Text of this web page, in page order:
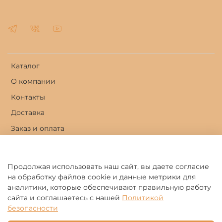
Каталог
О компании
Контакты
Доставка
Заказ и оплата
Оферта и политика конфиденциальности
Пользовательское соглашение
Условия обмена и возврата
Продолжая использовать наш сайт, вы даете согласие
на обработку файлов cookie и данные метрики для
аналитики, которые обеспечивают правильную работу
сайта и соглашаетесь с нашей Политикой
безопасности